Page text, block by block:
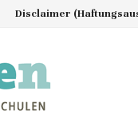
Disclaimer